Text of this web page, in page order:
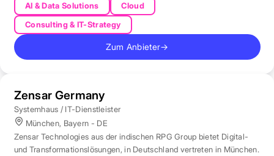
AI & Data Solutions
Cloud
Consulting & IT-Strategy
Zum Anbieter→
Zensar Germany
Systemhaus / IT-Dienstleister
München, Bayern - DE
Zensar Technologies aus der indischen RPG Group bietet Digital-
und Transformationslösungen, in Deutschland vertreten in München.